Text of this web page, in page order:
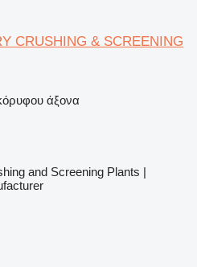
CRUSHING & SCREENING
άξονα
and Screening Plants |